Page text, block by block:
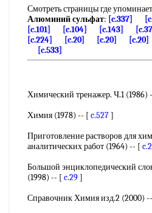
Смотреть страницы где
Алюминий сульфат: [c.337]
[c.101]
[c.104] [c.143]
[c.224]
[c.20] [c.20] [c.20]
[c.533]
Химический тренажер. Ч.1 (1986)
Химия (1978) -- [ c.527]
Приготовление растворов для
аналитических работ (1964) -- [
Большой энциклопедический
(1998) -- [ c.29]
Справочник Химия изд.2 (2000)